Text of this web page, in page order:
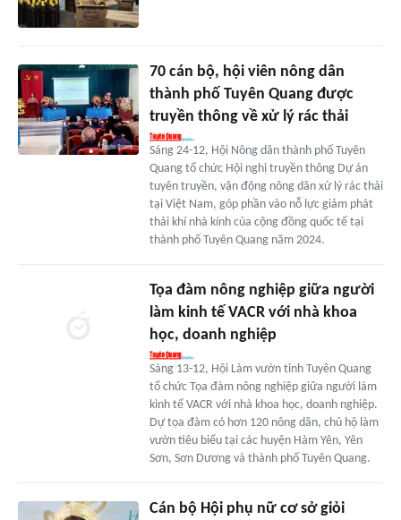
70 cán bộ, hội viên nông dân
thành phố Tuyên Quang được
truyền thông về xử lý rác thải
Sáng 24-12, Hội Nông dân thành phố Tuyên
Quang tổ chức Hội nghị truyền thông Dự án
tuyên truyền, vận động nông dân xử lý rác thải
tại Việt Nam, góp phần vào nỗ lực giảm phát
thải khí nhà kính của cộng đồng quốc tế tại
thành phố Tuyên Quang năm 2024.
Tọa đàm nông nghiệp giữa người
làm kinh tế VACR với nhà khoa
học, doanh nghiệp
Sáng 13-12, Hội Làm vườn tỉnh Tuyên Quang
tổ chức Tọa đàm nông nghiệp giữa người làm
kinh tế VACR với nhà khoa học, doanh nghiệp.
Dự tọa đàm có hơn 120 nông dân, chủ hộ làm
vườn tiêu biểu tại các huyện Hàm Yên, Yên
Sơn, Sơn Dương và thành phố Tuyên Quang.
Cán bộ Hội phụ nữ cơ sở giỏi